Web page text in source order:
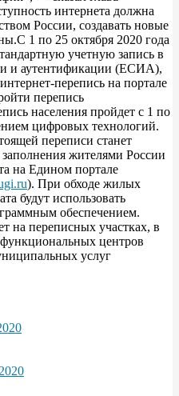
интернета должна
России, создавать новые
1 по 25 октября 2020 года
учетную запись в
и аутентификации (ЕСИА),
перепись на портале
перепись
населения пройдет с 1 по
цифровых технологий.
переписи станет
жителями России
на Едином портале
). При обходе жилых
будут использовать
обеспечением.
на переписных участках, в
центров
услуг